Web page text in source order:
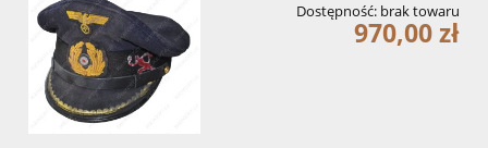
Dostępność: brak towaru
970,00 zł